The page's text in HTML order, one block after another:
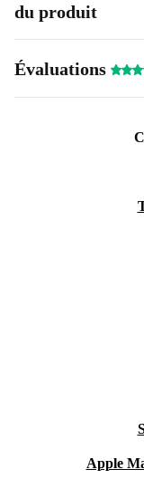
du produit
Évaluations
Apple